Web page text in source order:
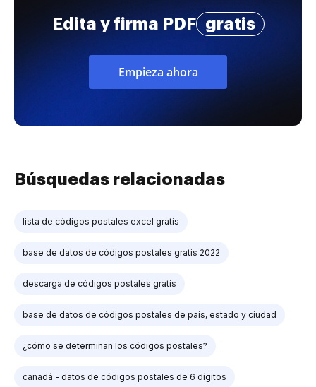
Edita y firma PDF gratis
Empieza ahora
Búsquedas relacionadas
lista de códigos postales excel gratis
base de datos de códigos postales gratis 2022
descarga de códigos postales gratis
base de datos de códigos postales de país, estado y ciudad
¿cómo se determinan los códigos postales?
canadá - datos de códigos postales de 6 dígitos